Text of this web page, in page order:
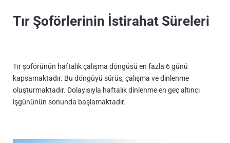
Tır Şoförlerinin İstirahat Süreleri
Tır şoförünün haftalık çalışma döngüsü en fazla 6 günü
kapsamaktadır. Bu döngüyü sürüş, çalışma ve dinlenme
oluşturmaktadır. Dolayısıyla haftalık dinlenme en geç altıncı
işgününün sonunda başlamaktadır.